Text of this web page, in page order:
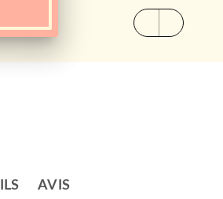
AVIS